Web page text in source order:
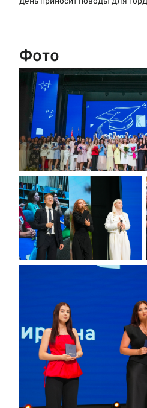
Фото